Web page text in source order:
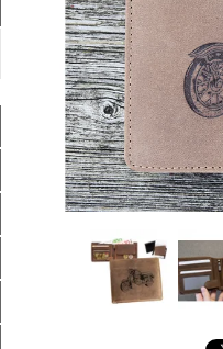
REGULAMIN SKLEPU